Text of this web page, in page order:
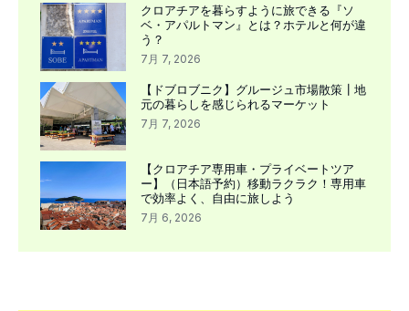
クロアチアを暮らすように旅できる『ソ
ベ・アパルトマン』とは？ホテルと何が違
う？
7月 7, 2026
【ドブロブニク】グルージュ市場散策┃地
元の暮らしを感じられるマーケット
7月 7, 2026
【クロアチア専用車・プライベートツア
ー】（日本語予約）移動ラクラク！専用車
で効率よく、自由に旅しよう
7月 6, 2026